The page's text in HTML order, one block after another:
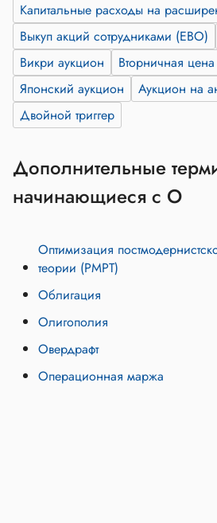
Капитальные расходы на
Выкуп акций сотрудниками (EBO)
Викри аукцион
Вторничная
Японский аукцион
Аукцион на
Двойной триггер
Дополнительные
начинающиеся с О
Оптимизация
теории (PMPT)
Облигация
Олигополия
Овердрафт
Операционная маржа